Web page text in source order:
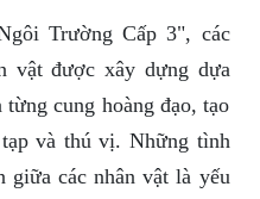
Trường Cấp 3", các
vật được xây dựng dựa
cung hoàng đạo, tạo
và thú vị. Những tình
giữa các nhân vật là yếu